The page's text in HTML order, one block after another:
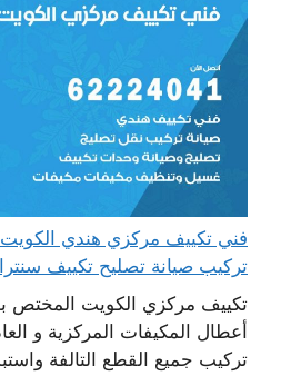
تركيب صيانة تصليح تكييف
تكييف مركزي الكويت المختص
أعطال المكيفات المركزية و
تركيب جميع القطع التالفة